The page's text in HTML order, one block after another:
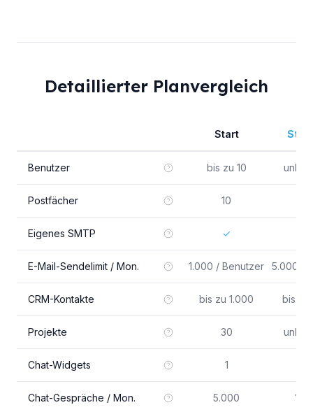
Detaillierter Planvergleich
Start
Benutzer bis zu 10
Postfächer 10
Eigenes SMTP ✓
E-Mail-Sendelimit / Mon. 1.000 / Benutzer 5.000 /
CRM-Kontakte bis zu 1.000 bis zu
Projekte 30
Chat-Widgets 1
Chat-Gespräche / Mon. 5.000